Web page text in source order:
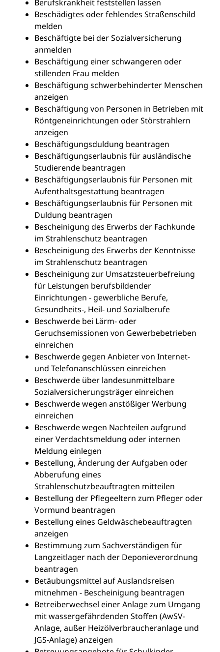
Berufskrankheit feststellen lassen
Beschädigtes oder fehlendes Straßenschild
melden
Beschäftigte bei der Sozialversicherung
anmelden
Beschäftigung einer schwangeren oder
stillenden Frau melden
Beschäftigung schwerbehinderter Menschen
anzeigen
Beschäftigung von Personen in Betrieben mit
Röntgeneinrichtungen oder Störstrahlern
anzeigen
Beschäftigungsduldung beantragen
Beschäftigungserlaubnis für ausländische
Studierende beantragen
Beschäftigungserlaubnis für Personen mit
Aufenthaltsgestattung beantragen
Beschäftigungserlaubnis für Personen mit
Duldung beantragen
Bescheinigung des Erwerbs der Fachkunde
im Strahlenschutz beantragen
Bescheinigung des Erwerbs der Kenntnisse
im Strahlenschutz beantragen
Bescheinigung zur Umsatzsteuerbefreiung
für Leistungen berufsbildender
Einrichtungen - gewerbliche Berufe,
Gesundheits-, Heil- und Sozialberufe
Beschwerde bei Lärm- oder
Geruchsemissionen von Gewerbebetrieben
einreichen
Beschwerde gegen Anbieter von Internet-
und Telefonanschlüssen einreichen
Beschwerde über landesunmittelbare
Sozialversicherungsträger einreichen
Beschwerde wegen anstößiger Werbung
einreichen
Beschwerde wegen Nachteilen aufgrund
einer Verdachtsmeldung oder internen
Meldung einlegen
Bestellung, Änderung der Aufgaben oder
Abberufung eines
Strahlenschutzbeauftragten mitteilen
Bestellung der Pflegeeltern zum Pfleger oder
Vormund beantragen
Bestellung eines Geldwäschebeauftragten
anzeigen
Bestimmung zum Sachverständigen für
Langzeitlager nach der Deponieverordnung
beantragen
Betäubungsmittel auf Auslandsreisen
mitnehmen - Bescheinigung beantragen
Betreiberwechsel einer Anlage zum Umgang
mit wassergefährdenden Stoffen (AwSV-
Anlage, außer Heizölverbraucheranlage und
JGS-Anlage) anzeigen